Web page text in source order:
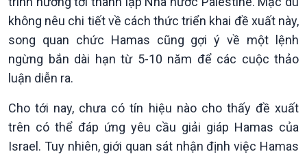
không nêu chi tiết về cách thức triển khai đề xuất này,
song quan chức Hamas cũng gợi ý về một lệnh
ngừng bắn dài hạn từ 5-10 năm để các cuộc thảo
luận diễn ra.
Cho tới nay, chưa có tín hiệu nào cho thấy đề xuất
trên có thể đáp ứng yêu cầu giải giáp Hamas của
Israel. Tuy nhiên, giới quan sát nhận định việc Hamas